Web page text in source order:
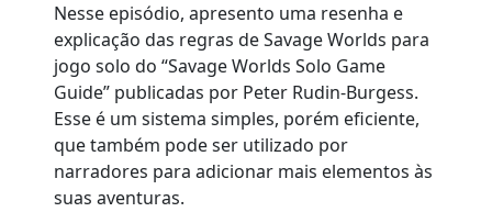
Nesse episódio, apresento uma resenha e
explicação das regras de Savage Worlds para
jogo solo do “Savage Worlds Solo Game
Guide” publicadas por Peter Rudin-Burgess.
Esse é um sistema simples, porém eficiente,
que também pode ser utilizado por
narradores para adicionar mais elementos às
suas aventuras.